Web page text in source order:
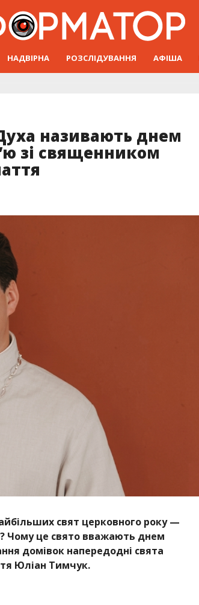
НАДВІРНА РОЗСЛІДУВАННЯ АФІША
називають днем
зі священником
свят церковного року —
Чому це свято вважають днем
домівок напередодні свята
Юліан Тимчук.